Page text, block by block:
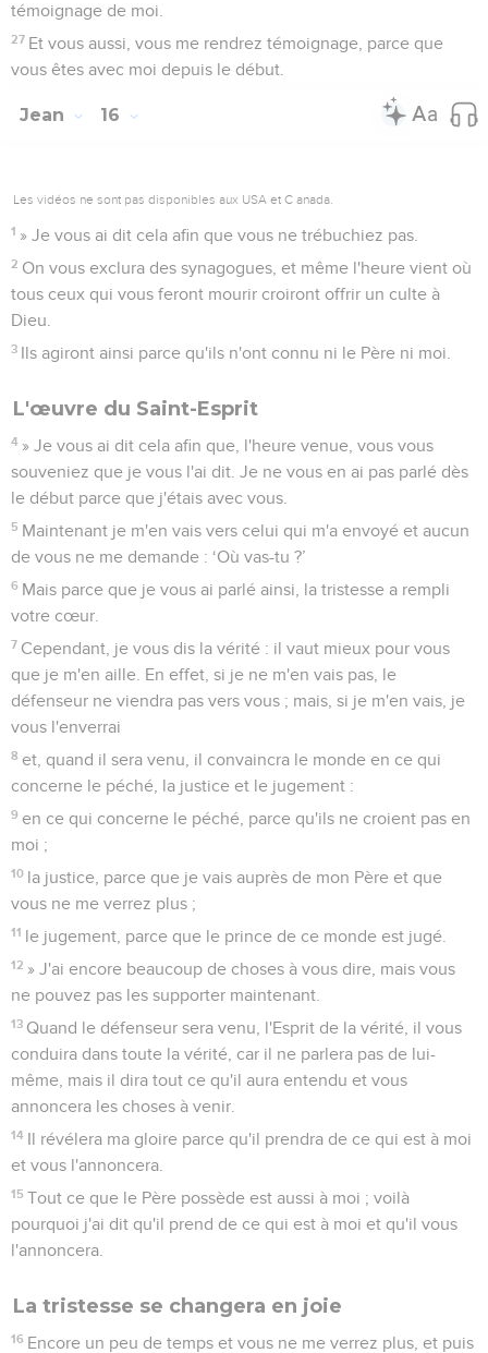
témoignage de moi.
27 Et vous aussi, vous me rendrez témoignage, parce que
vous êtes avec moi depuis le début.
Jean 16
Les vidéos ne sont pas disponibles aux USA et C anada.
1 » Je vous ai dit cela afin que vous ne trébuchiez pas.
2 On vous exclura des synagogues, et même l'heure vient où
tous ceux qui vous feront mourir croiront offrir un culte à
Dieu.
3 Ils agiront ainsi parce qu'ils n'ont connu ni le Père ni moi.
L'œuvre du Saint-Esprit
4 » Je vous ai dit cela afin que, l'heure venue, vous vous
souveniez que je vous l'ai dit. Je ne vous en ai pas parlé dès
le début parce que j'étais avec vous.
5 Maintenant je m'en vais vers celui qui m'a envoyé et aucun
de vous ne me demande : ‘Où vas-tu ?’
6 Mais parce que je vous ai parlé ainsi, la tristesse a rempli
votre cœur.
7 Cependant, je vous dis la vérité : il vaut mieux pour vous
que je m'en aille. En effet, si je ne m'en vais pas, le
défenseur ne viendra pas vers vous ; mais, si je m'en vais, je
vous l'enverrai
8 et, quand il sera venu, il convaincra le monde en ce qui
concerne le péché, la justice et le jugement :
9 en ce qui concerne le péché, parce qu'ils ne croient pas en
moi ;
10 la justice, parce que je vais auprès de mon Père et que
vous ne me verrez plus ;
11 le jugement, parce que le prince de ce monde est jugé.
12 » J'ai encore beaucoup de choses à vous dire, mais vous
ne pouvez pas les supporter maintenant.
13 Quand le défenseur sera venu, l'Esprit de la vérité, il vous
conduira dans toute la vérité, car il ne parlera pas de lui-
même, mais il dira tout ce qu'il aura entendu et vous
annoncera les choses à venir.
14 Il révélera ma gloire parce qu'il prendra de ce qui est à moi
et vous l'annoncera.
15 Tout ce que le Père possède est aussi à moi ; voilà
pourquoi j'ai dit qu'il prend de ce qui est à moi et qu'il vous
l'annoncera.
La tristesse se changera en joie
16 Encore un peu de temps et vous ne me verrez plus, et puis